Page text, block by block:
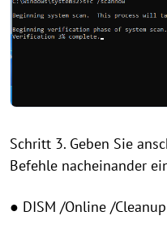
Schritt 3. Geben Sie
Befehle nacheinander
● DISM /Online /